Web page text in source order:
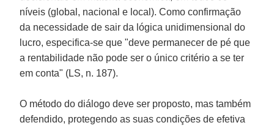
níveis (global, nacional e local). Como confirmação
da necessidade de sair da lógica unidimensional do
lucro, especifica-se que "deve permanecer de pé que
a rentabilidade não pode ser o único critério a se ter
em conta" (LS, n. 187).
O método do diálogo deve ser proposto, mas também
defendido, protegendo as suas condições de efetiva